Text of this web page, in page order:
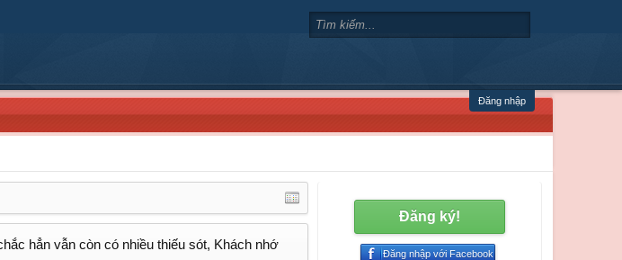
Đăng nhập
hẳn vẫn còn có nhiều thiếu sót, Khách nhớ
Đăng ký!
Đăng nhập với Facebook